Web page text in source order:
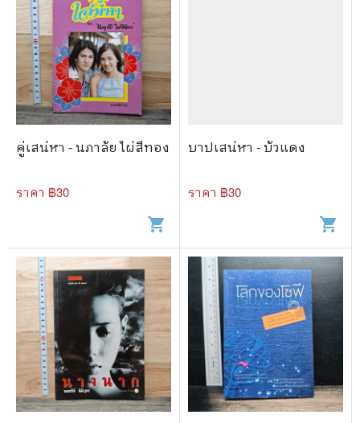
คู่เสน่หา - นภาลัย ไผ่สีทอง
ราคา ฿30
shopping_cart
บาปเสน่หา - บัวแดง
ราคา ฿30
shopping_cart